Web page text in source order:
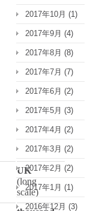
UK
(long
scale)
2017年10月 (1)
2017年9月 (4)
2017年8月 (8)
2017年7月 (7)
2017年6月 (2)
2017年5月 (3)
2017年4月 (2)
2017年3月 (2)
2017年2月 (2)
2017年1月 (1)
2016年12月 (3)